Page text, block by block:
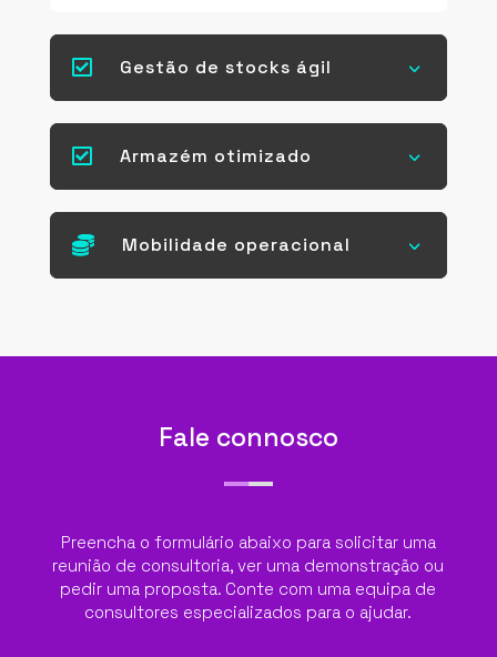
 Gestão de stocks ágil 3
 Armazém otimizado 3
 Mobilidade operacional 3
Fale connosco
Preencha o formulário abaixo para solicitar uma
reunião de consultoria, ver uma demonstração ou
pedir uma proposta. Conte com uma equipa de
consultores especializados para o ajudar.